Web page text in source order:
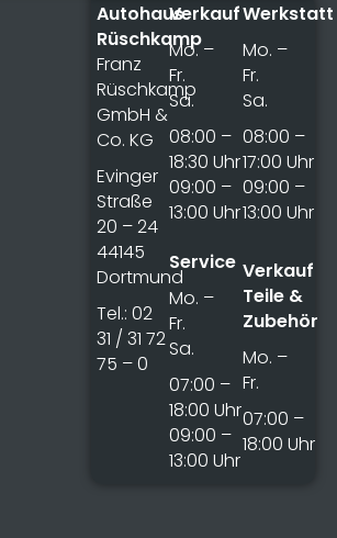
Autohaus
Rüschkamp
Franz
Rüschkamp
GmbH &
Co. KG
Evinger
Straße
20 – 24
44145
Dortmund
Tel.: 02
31 / 31 72
75 – 0
Verkauf
Mo. –
Fr.
Sa.
08:00 –
18:30 Uhr
09:00 –
13:00 Uhr
Service
Mo. –
Fr.
Sa.
07:00 –
18:00 Uhr
09:00 –
13:00 Uhr
Werkstatt
Mo. –
Fr.
Sa.
08:00 –
17:00 Uhr
09:00 –
13:00 Uhr
Verkauf
Teile &
Zubehör
Mo. –
Fr.
07:00 –
18:00 Uhr